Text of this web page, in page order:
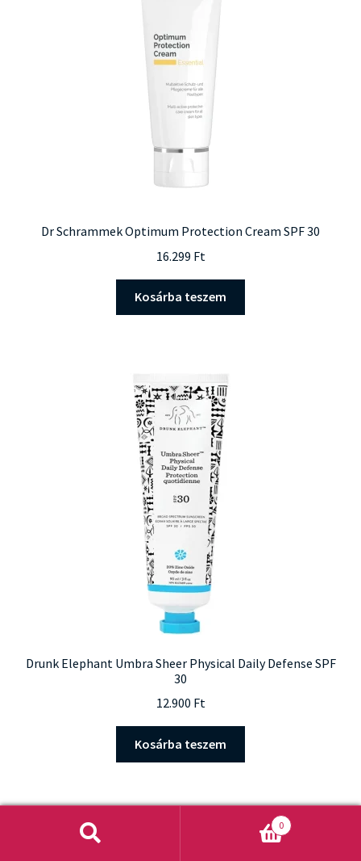
Dr Schrammek Optimum Protection Cream SPF 30
16.299 Ft
Kosárba teszem
Drunk Elephant Umbra Sheer Physical Daily Defense SPF
30
12.900 Ft
Kosárba teszem
0